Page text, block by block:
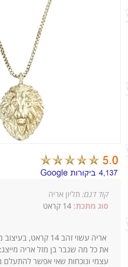
קוד דגם: תליון אריה
סוג מתכת: 14 קראט
אריה עשוי זהב 14
את כל מה שגבר בן מזל אריה
עצמי ונוכחות שאי אפשר להתעלם